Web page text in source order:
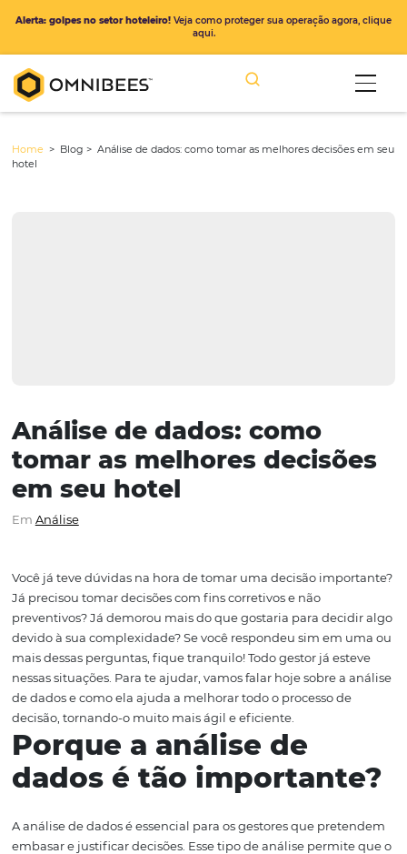
Análise de dados: como
em seu hotel
Análise
Você já teve dúvidas na hora de tomar uma decisão
Já precisou tomar decisões com fins corretivos e não
preventivos? Já demorou mais do que gostaria para
devido à sua complexidade? Se você respondeu sim
mais dessas perguntas, fique tranquilo! Todo gestor já
nessas situações. Para te ajudar, vamos falar hoje sobre
de dados e como ela ajuda a melhorar todo o processo
decisão, tornando-o muito mais ágil e eficiente.
Alerta: golpes no setor hoteleiro!Veja como proteger sua operação